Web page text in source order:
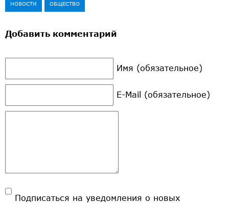
НОВОСТИ ОБЩЕСТВО
Добавить комментарий
Имя (обязательное)
E-Mail (обязательное)
Подписаться на уведомления о новых